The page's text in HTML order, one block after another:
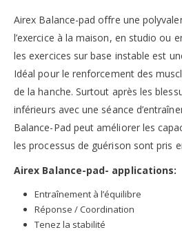
Airex Balance-pad offre une
l’exercice à la maison, en studio ou
les exercices sur base instable est
Idéal pour le renforcement des
de la hanche. Surtout après les
inférieurs avec une séance
Balance-Pad peut améliorer les
les processus de guérison sont pris
Airex Balance-pad- applications:
Entraînement à l’équilibre
Réponse / Coordination
Tenez la stabilité